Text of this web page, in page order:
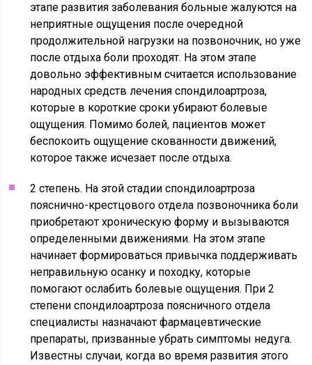
этапе развития заболевания больные жалуются на
неприятные ощущения после очередной
продолжительной нагрузки на позвоночник, но уже
после отдыха боли проходят. На этом этапе
довольно эффективным считается использование
народных средств лечения спондилоартроза,
которые в короткие сроки убирают болевые
ощущения. Помимо болей, пациентов может
беспокоить ощущение скованности движений,
которое также исчезает после отдыха.
2 степень. На этой стадии спондилоартроза
пояснично-крестцового отдела позвоночника боли
приобретают хроническую форму и вызываются
определенными движениями. На этом этапе
начинает формироваться привычка поддерживать
неправильную осанку и походку, которые
помогают ослабить болевые ощущения. При 2
степени спондилоартроза поясничного отдела
специалисты назначают фармацевтические
препараты, призванные убрать симптомы недуга.
Известны случаи, когда во время развития этого